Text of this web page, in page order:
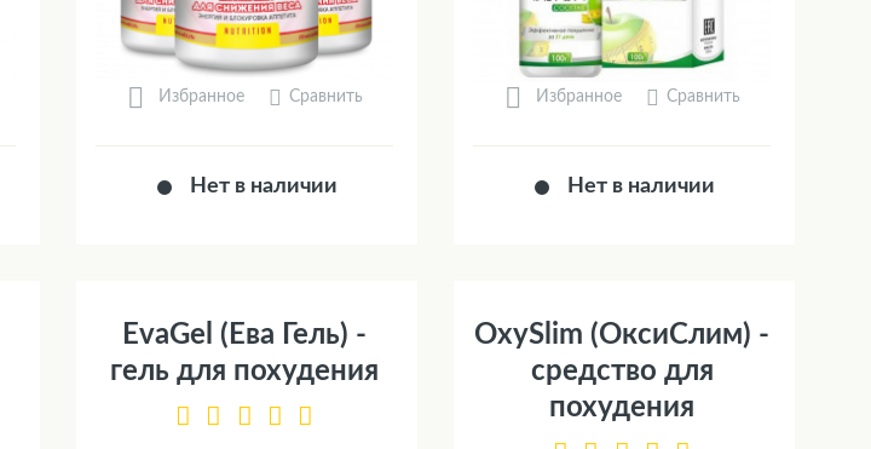
Избранное Сравнить
Нет в наличии
Избранное Сравнить
Нет в наличии
EvaGel (Ева Гель) -
гель для похудения
OxySlim (ОксиСлим) -
средство для
похудения